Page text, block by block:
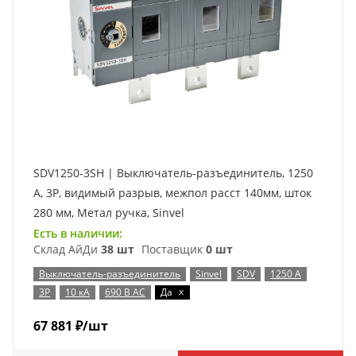
SDV1250-3SH | Выключатель-разъединитель, 1250
А, 3Р, видимый разрыв, межпол расст 140мм, шток
280 мм, Метал ручка, Sinvel
Есть в наличии:
Склад АйДи 38 шт Поставщик 0 шт
Выключатель-разъединитель Sinvel SDV
1250 А
3P
10 кА 690 В AC Да x
67 881 ₽/шт